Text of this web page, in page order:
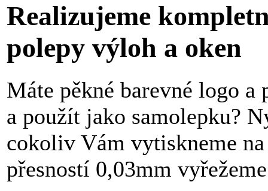
Realizujeme
polepy výloh a oken
Máte pěkné barevné logo
a použít jako samolepku?
cokoliv Vám vytiskneme
přesností 0,03mm